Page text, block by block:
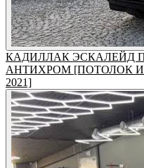
КАДИЛЛАК ЭСКАЛЕЙД
АНТИХРОМ [ПОТОЛОК
2021]